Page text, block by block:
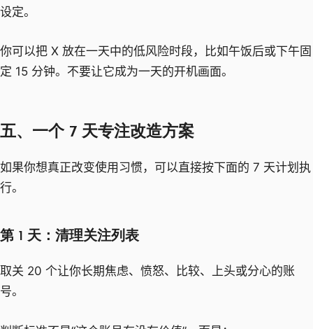
设定。
你可以把 X 放在一天中的低风险时段，比如午饭后或下午固
定 15 分钟。不要让它成为一天的开机画面。
五、一个 7 天专注改造方案
如果你想真正改变使用习惯，可以直接按下面的 7 天计划执
行。
第 1 天：清理关注列表
取关 20 个让你长期焦虑、愤怒、比较、上头或分心的账
号。